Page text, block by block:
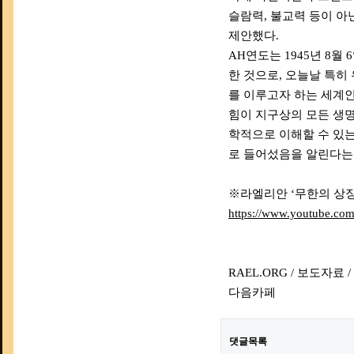
슬람력, 불교력 등이 아
제안했다.
AH연도는 1945년 8월
한 것으로, 오늘날 특히
를 이루고자 하는 세계
힘이 지구상의 모든 생
학적으로 이해할 수 있
로 들어섰음을 알린다
※라엘리안 ‘무한의 상
https://
RAEL.ORG / 보도자료
다음카페
댓글목록